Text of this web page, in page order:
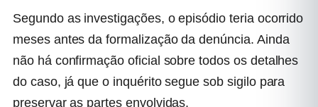
Segundo as investigações, o episódio teria ocorrido
meses antes da formalização da denúncia. Ainda
não há confirmação oficial sobre todos os detalhes
do caso, já que o inquérito segue sob sigilo para
preservar as partes envolvidas.